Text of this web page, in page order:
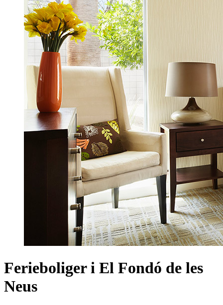
Ferieboliger i El Fondó de les
Neus